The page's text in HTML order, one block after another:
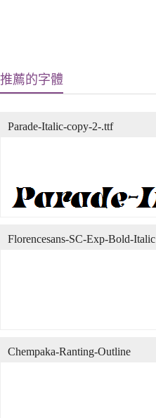
推薦的字體
Parade-Italic-copy-2-.ttf
Florencesans-SC-Exp-Bold-Italic
Chempaka-Ranting-Outline